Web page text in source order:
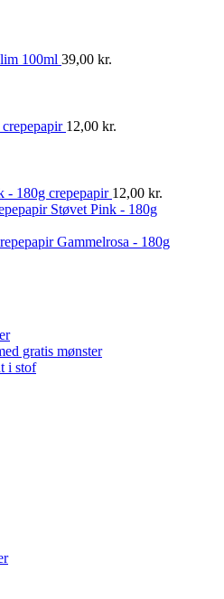
100ml 39,00 kr.
12,00 kr.
- 180g crepepapir 12,00 kr.
Støvet Pink - 180g
Gammelrosa - 180g
gratis mønster
i stof